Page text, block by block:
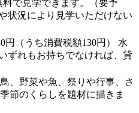
料で見学できます。（要予
況により見学いただけない
円（うち消費税額130円） 水
ずれもお持ちでなければ、貸
、野菜や魚、祭りや行事、さ
節のくらしを題材に描きま